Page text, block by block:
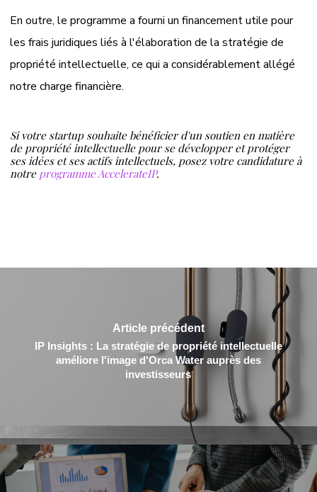
En outre, le programme a fourni un financement utile pour
les frais juridiques liés à l'élaboration de la stratégie de
propriété intellectuelle, ce qui a considérablement allégé
notre charge financière.
Si votre startup souhaite bénéficier d'un soutien en matière
de propriété intellectuelle pour se développer et protéger
ses idées et ses actifs intellectuels, posez votre candidature à
notre programme AccelerateIP.
Article précédent
IP Insights : La stratégie de propriété intellectuelle
améliore l'image d'Orca Water auprès des
investisseurs